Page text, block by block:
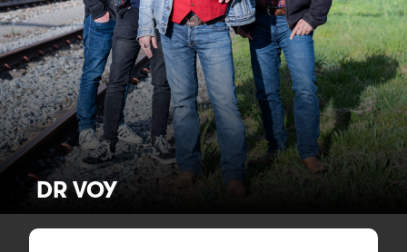
DR VOY